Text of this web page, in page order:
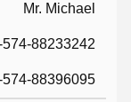
Mr. Michael
574-88233242
574-88396095